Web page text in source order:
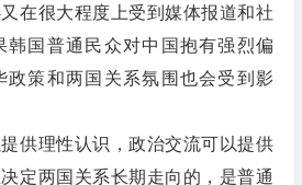
在很大程度上受到媒体报道和社
韩国普通民众对中国抱有强烈偏
政策和两国关系氛围也会受到影
供理性认识，政治交流可以提供
定两国关系长期走向的，是普通